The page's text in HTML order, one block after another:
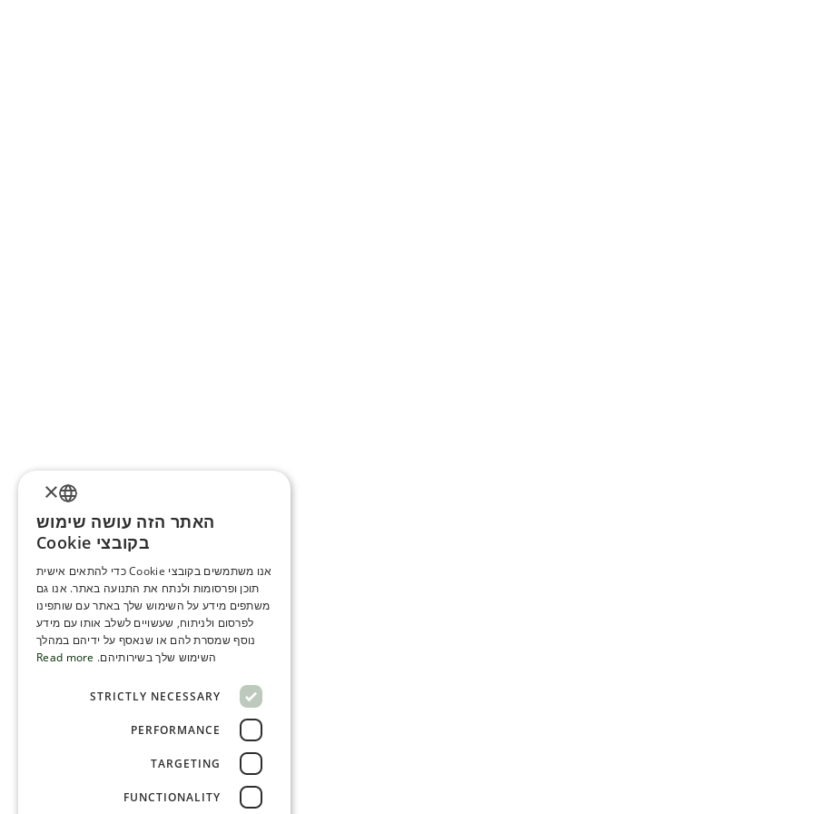
ENGLISH
SERBIA
HEBREW
RUSSIAN
SERBIAN-2
×
האתר הזה עושה שימוש
בקובצי Cookie
אנו משתמשים בקובצי Cookie כדי להתאים אישית
תוכן ופרסומות ולנתח את התנועה באתר. אנו גם
משתפים מידע על השימוש שלך באתר עם שותפינו
לפרסום ולניתוח, שעשויים לשלב אותו עם מידע
נוסף שמסרת להם או שנאסף על ידיהם במהלך
השימוש שלך בשירותיהם. Read more
STRICTLY NECESSARY
PERFORMANCE
TARGETING
FUNCTIONALITY